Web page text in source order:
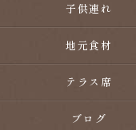
子供連れ
地元食材
テラス席
ブログ